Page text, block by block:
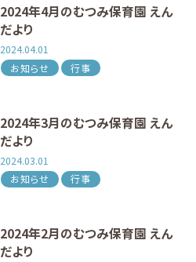
2024年4月のむつみ保育園 えん
だより
2024.04.01
お知らせ
行事
2024年3月のむつみ保育園 えん
だより
2024.03.01
お知らせ
行事
2024年2月のむつみ保育園 えん
だより